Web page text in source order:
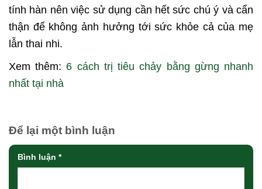
tính hàn nên việc sử dụng cần hết sức chú ý và cẩn
thận để không ảnh hưởng tới sức khỏe cả của mẹ
lẫn thai nhi.
Xem thêm: 6 cách trị tiêu chảy bằng gừng nhanh
nhất tại nhà
Để lại một bình luận
Bình luận *